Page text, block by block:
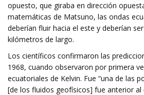
opuesto, que giraba en dirección
matemáticas de Matsuno, las ondas
deberían fluir hacia el este y deberían
kilómetros de largo.
Los científicos confirmaron las
1968, cuando observaron por primera
ecuatoriales de Kelvin. Fue “una de las
[de los fluidos geofísicos] fue anterior al